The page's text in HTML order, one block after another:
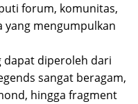
forum, komunitas,
yang mengumpulkan
dapat diperoleh dari
sangat beragam,
hingga fragment